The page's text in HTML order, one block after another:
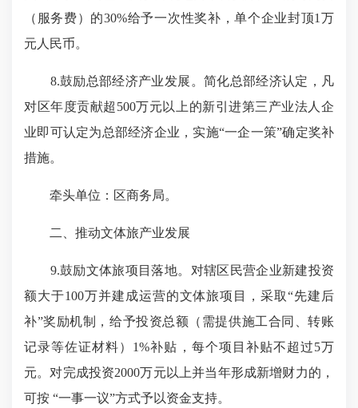
（服务费）的30%给予一次性奖补，单个企业封顶1万
元人民币。
8.鼓励总部经济产业发展。简化总部经济认定，凡
对区年度贡献超500万元以上的新引进第三产业法人企
业即可认定为总部经济企业，实施“一企一策”确定奖补
措施。
牵头单位：区商务局。
二、推动文体旅产业发展
9.鼓励文体旅项目落地。对辖区民营企业新建投资
额大于100万并建成运营的文体旅项目，采取“先建后
补”奖励机制，给予投资总额（需提供施工合同、转账
记录等佐证材料）1%补贴，每个项目补贴不超过5万
元。对完成投资2000万元以上并当年形成新增财力的，
可按 “一事一议”方式予以资金支持。